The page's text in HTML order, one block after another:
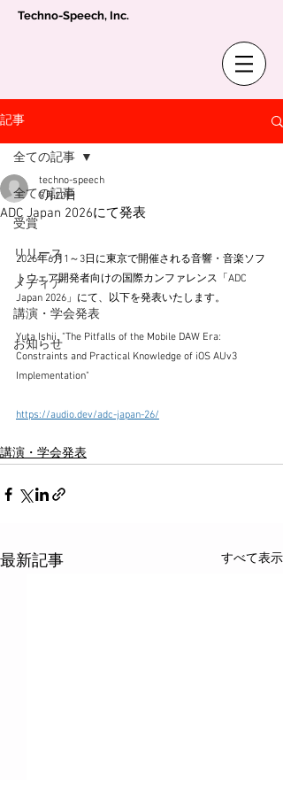
Techno-Speech, Inc.
記事
全ての記事
受賞
リリース
メディア
講演・学会発表
お知らせ
全ての記事
ADC Japan 2026にて発表
techno-speech
5月20日
2026年6月1～3日に東京で開催される音響・音楽ソフ
トウェア開発者向けの国際カンファレンス「ADC
Japan 2026」にて、以下を発表いたします。
Yuta Ishii, "The Pitfalls of the Mobile DAW Era:
Constraints and Practical Knowledge of iOS AUv3
Implementation"
https://audio.dev/adc-japan-26/
講演・学会発表
最新記事 すべて表示